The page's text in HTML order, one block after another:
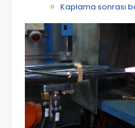
Kaplama sonrası